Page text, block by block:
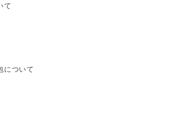
て
について